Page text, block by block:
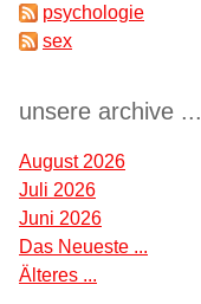
psychologie
sex
unsere archive ...
August 2026
Juli 2026
Juni 2026
Das Neueste ...
Älteres ...